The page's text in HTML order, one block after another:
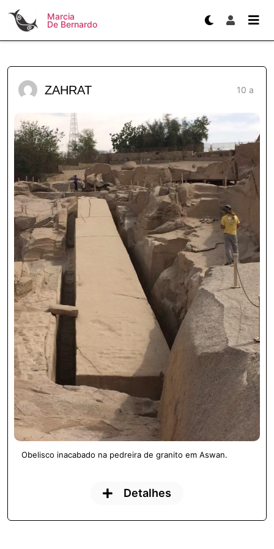
Marcia
De Bernardo
ZAHRAT 10 a
Obelisco inacabado na pedreira de granito em Aswan.
Detalhes